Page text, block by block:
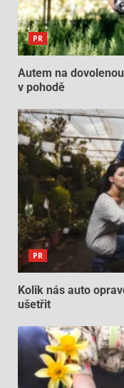
PR
Autem na
v pohodě
PR
Kolik nás auto
ušetřit